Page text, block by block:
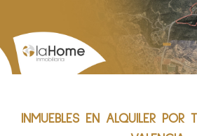
INMUEBLES EN ALQUILER